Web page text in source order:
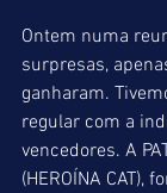
Ontem numa
surpresas,
ganharam.
regular com a
vencedores. A
(HEROÍNA CAT),